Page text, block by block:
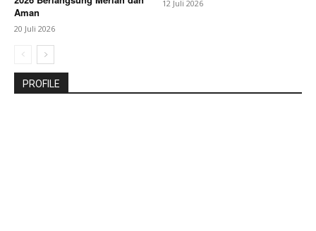
Aman
20 Juli 2026
12 Juli 2026
PROFILE